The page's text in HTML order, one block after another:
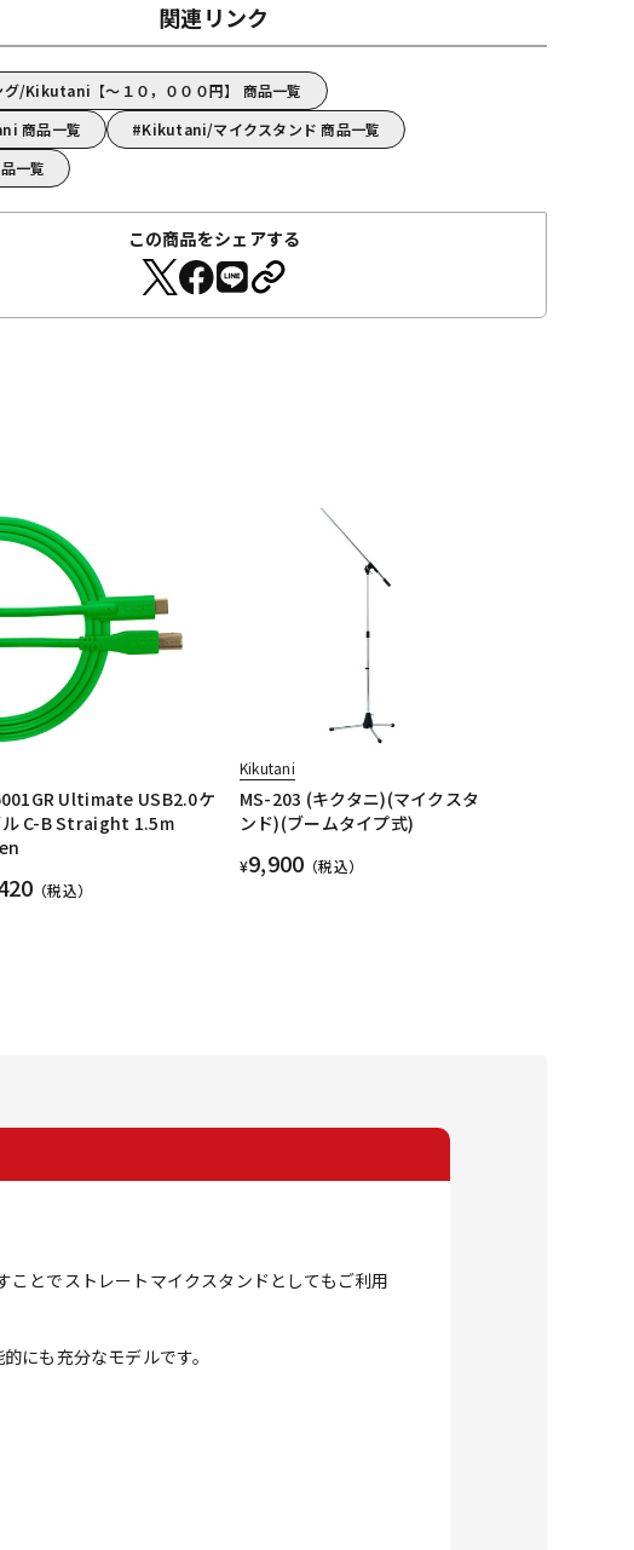
関連リンク
グ/Kikutani【～１０，０００円】 商品一覧
商品一覧
Kikutani/マイクスタンド 商品一覧
一覧
この商品をシェアする
Ultimate USB2.0ケ
ル C-B Straight 1.5m
（税込）
Kikutani
MS-203 (キクタニ)(マイクスタ
ンド)(ブームタイプ式)
¥9,900 （税込）
とでストレートマイクスタンドとしてもご利用
にも充分なモデルです。